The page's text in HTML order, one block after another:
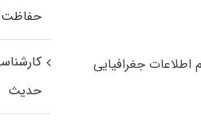
از دور و سیستم اطلاعات جغرافیایی
حفاظت
حدیث